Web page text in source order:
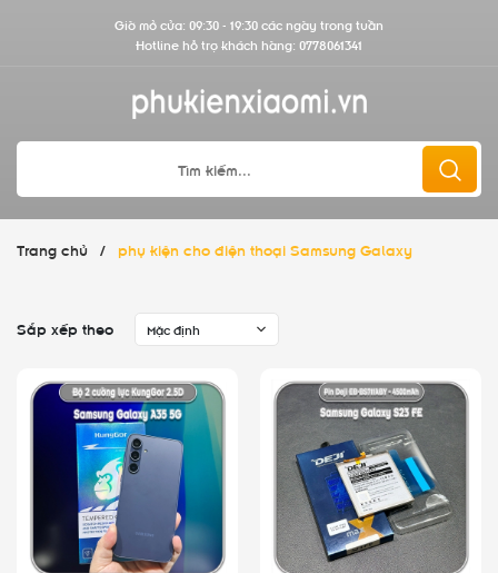
Giờ mở cửa: 09:30 - 19:30 các ngày trong tuần
Hotline hỗ trợ khách hàng: 0778061341
Trang chủ / phụ kiện cho điện thoại Samsung Galaxy
Sắp xếp theo Mặc định